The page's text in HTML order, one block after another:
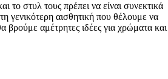
το στυλ τους πρέπει να είναι συνεκτικά
γενικότερη αισθητική που θέλουμε να
βρούμε αμέτρητες ιδέες για χρώματα και